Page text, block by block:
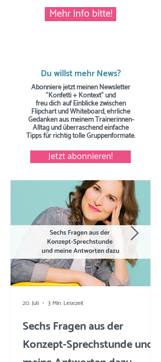
Mehr Info bitte!
Du willst mehr News?
Abonniere jetzt meinen Newsletter
"Konfetti + Kontext" und
freu dich auf Einblicke zwischen
Flipchart und Whiteboard, ehrliche
Gedanken aus meinem Trainerinnen-
Alltag und überraschend einfache
Tippsfür richtig tolle Gruppenformate.
Jetzt abonnieren!
Sechs Fragen aus der
Konzept-Sprechstunde und
20. Juli 3 Min. Lesezeit